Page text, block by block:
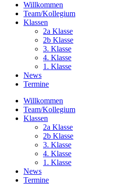
Willkommen
Team/Kollegium
Klassen
2a Klasse
2b Klasse
3. Klasse
4. Klasse
1. Klasse
News
Termine
Willkommen
Team/Kollegium
Klassen
2a Klasse
2b Klasse
3. Klasse
4. Klasse
1. Klasse
News
Termine